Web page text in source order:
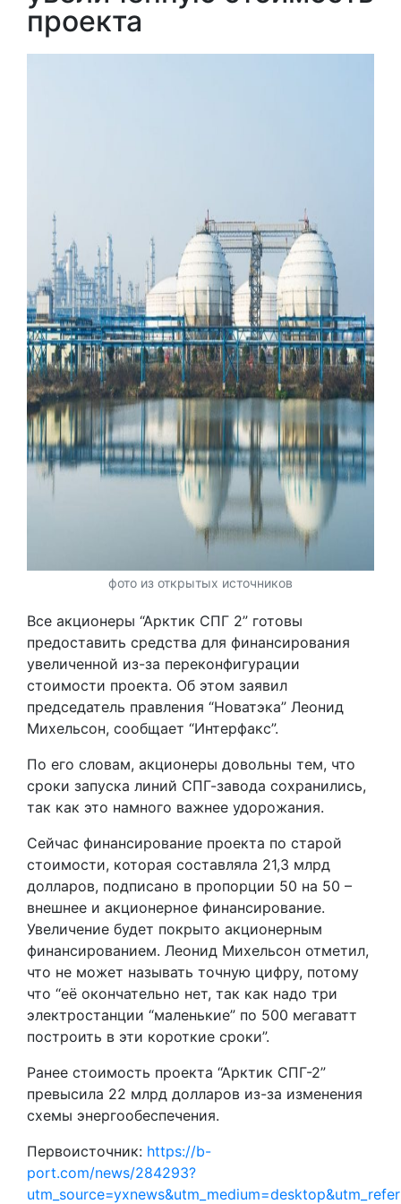
проекта
фото из открытых источников
Все акционеры “Арктик СПГ 2” готовы
предоставить средства для финансирования
увеличенной из-за переконфигурации
стоимости проекта. Об этом заявил
председатель правления “Новатэка” Леонид
Михельсон, сообщает “Интерфакс”.
По его словам, акционеры довольны тем, что
сроки запуска линий СПГ-завода сохранились,
так как это намного важнее удорожания.
Сейчас финансирование проекта по старой
стоимости, которая составляла 21,3 млрд
долларов, подписано в пропорции 50 на 50 –
внешнее и акционерное финансирование.
Увеличение будет покрыто акционерным
финансированием. Леонид Михельсон отметил,
что не может называть точную цифру, потому
что “её окончательно нет, так как надо три
электростанции “маленькие” по 500 мегаватт
построить в эти короткие сроки”.
Ранее стоимость проекта “Арктик СПГ-2”
превысила 22 млрд долларов из-за изменения
схемы энергообеспечения.
Первоисточник: https://b-
port.com/news/284293?